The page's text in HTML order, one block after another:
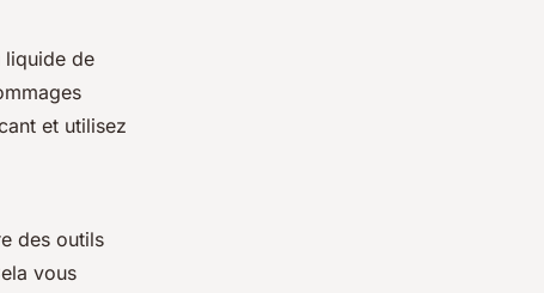
liquide de
et utilisez
des outils
vous